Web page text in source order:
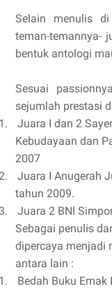
Selain menulis
teman-temannya-
bentuk antologi
Sesuai
sejumlah prestasi
Juara I dan 2
Kebudayaan dan
2007
Juara I Anugerah
tahun 2009.
Juara 2 BNI
Sebagai penulis
dipercaya menjadi
antara lain :
Bedah Buku Emak